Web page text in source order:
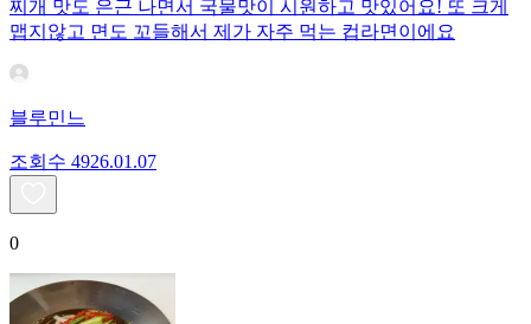
찌개 맛도 은근 나면서 국물맛이 시원하고 맛있어요! 또 크게
맵지않고 면도 꼬들해서 제가 자주 먹는 컵라면이에요
블루민느
조회수 4926.01.07
0